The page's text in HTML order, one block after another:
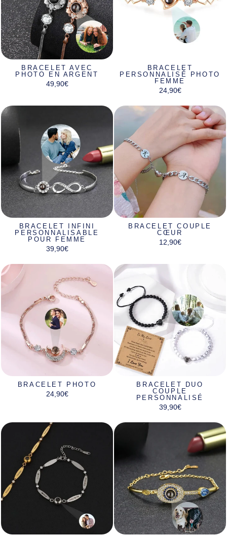
BRACELET AVEC
PHOTO EN ARGENT
49,90€
BRACELET
PERSONNALISÉ PHOTO
FEMME
24,90€
BRACELET INFINI
PERSONNALISABLE
POUR FEMME
39,90€
BRACELET COUPLE
CŒUR
12,90€
BRACELET PHOTO
24,90€
BRACELET DUO
COUPLE
PERSONNALISÉ
39,90€